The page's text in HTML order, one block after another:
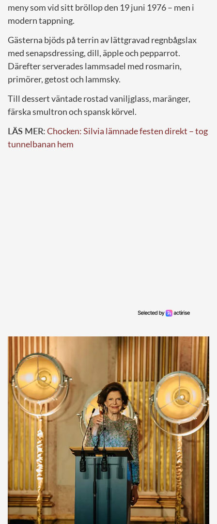
meny som vid sitt bröllop den 19 juni 1976 – men i
modern tappning.
Gästerna bjöds på terrin av lättgravad regnbågslax
med senapsdressing, dill, äpple och pepparrot.
Därefter serverades lammsadel med rosmarin,
primörer, getost och lammsky.
Till dessert väntade rostad vaniljglass, maränger,
färska smultron och spansk körvel.
LÄS MER:Chocken: Silvia lämnade festen direkt – tog
tunnelbanan hem